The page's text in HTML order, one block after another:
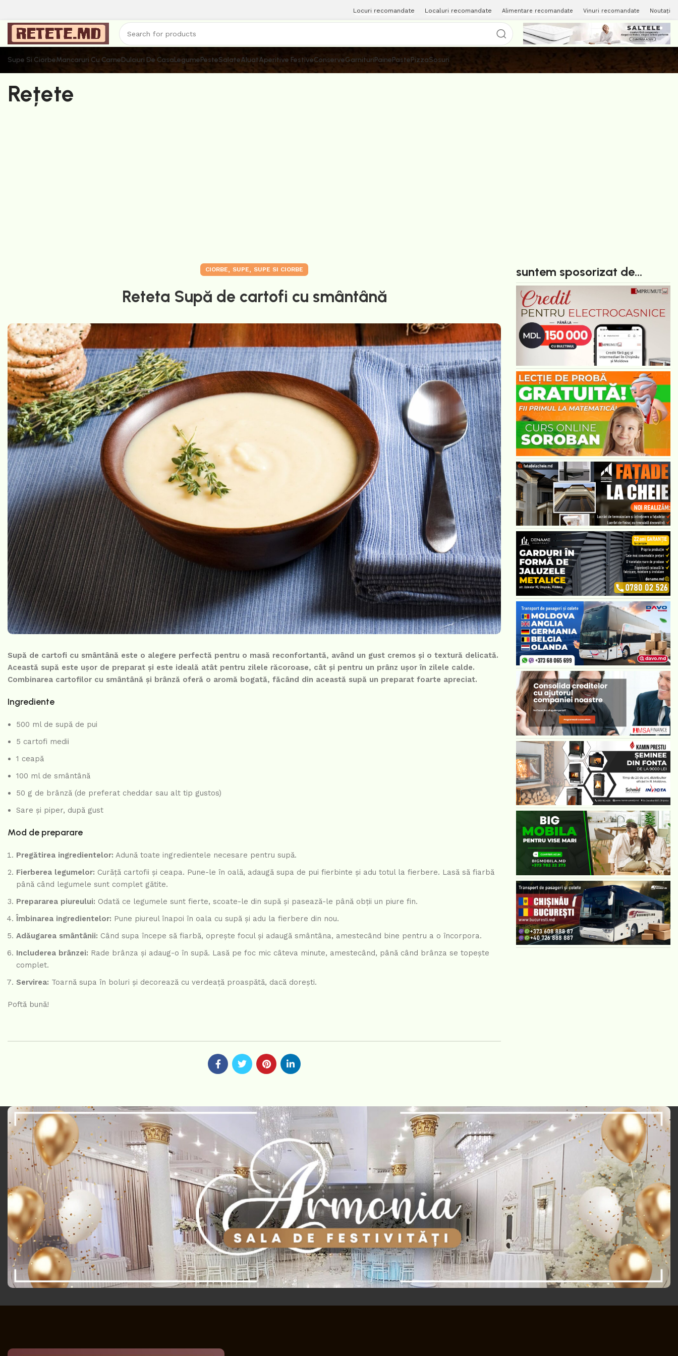
Locuri recomandate Localuri recomandate Alimentare recomandate Vinuri recomandate Noutați
Supe Si CiorbeMancaruri Cu CarneDulciuri De CasaLegumePesteSalateAluatAperitive FestiveConserveGarnituriPainePastePizzaSosuri
Rețete
CIORBE, SUPE, SUPE SI CIORBE
Reteta Supă de cartofi cu smântână
Supă de cartofi cu smântână este o alegere perfectă pentru o masă reconfortantă, având un gust cremos și o textură delicată.
Această supă este ușor de preparat și este ideală atât pentru zilele răcoroase, cât și pentru un prânz ușor în zilele calde.
Combinarea cartofilor cu smântână și brânză oferă o aromă bogată, făcând din această supă un preparat foarte apreciat.
Ingrediente
500 ml de supă de pui
5 cartofi medii
1 ceapă
100 ml de smântână
50 g de brânză (de preferat cheddar sau alt tip gustos)
Sare și piper, după gust
Mod de preparare
Pregătirea ingredientelor: Adună toate ingredientele necesare pentru supă.
Fierberea legumelor: Curăță cartofii și ceapa. Pune-le în oală, adaugă supa de pui fierbinte și adu totul la fierbere. Lasă să fiarbă
până când legumele sunt complet gătite.
Prepararea piureului: Odată ce legumele sunt fierte, scoate-le din supă și pasează-le până obții un piure fin.
Îmbinarea ingredientelor: Pune piureul înapoi în oala cu supă și adu la fierbere din nou.
Adăugarea smântânii: Când supa începe să fiarbă, oprește focul și adaugă smântâna, amestecând bine pentru a o încorpora.
Includerea brânzei: Rade brânza și adaug-o în supă. Lasă pe foc mic câteva minute, amestecând, până când brânza se topește
complet.
Servirea: Toarnă supa în boluri și decorează cu verdeață proaspătă, dacă dorești.
Poftă bună!
suntem sposorizat de...